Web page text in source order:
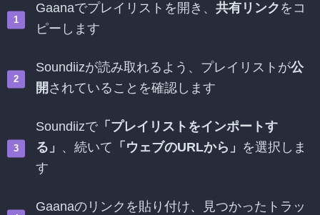
Gaanaでプレイリストを開き、 共有リンク をコ
ピーします
Soundiizが読み取れるよう、プレイリストが公
開 されていることを確認します
Soundiizで「プレイリストをインポートす
る」 、続いて 「ウェブのURLから」 を選択しま
す
Gaanaのリンクを貼り付け、見つかったトラッ